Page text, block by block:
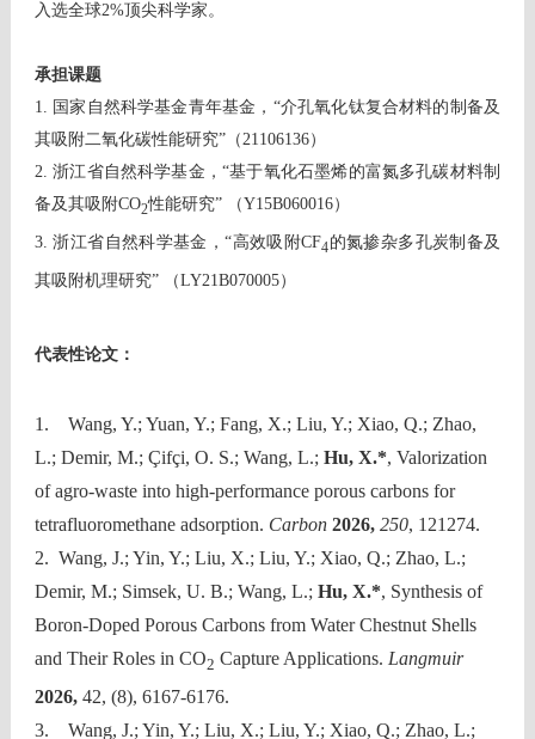
入选全球2%顶尖科学家。
承担课题
1. 国家自然科学基金青年基金， “介孔氧化钛复合材料的制备及
其吸附二氧化碳性能研究”（21106136）
2.浙江省自然科学基金，“基于氧化石墨烯的富氮多孔碳材料制
备及其吸附CO2性能研究” （Y15B060016）
3.浙江省自然科学基金，“高效吸附CF4的氮掺杂多孔炭制备及
其吸附机理研究” （LY21B070005）
代表性论文：
1. Wang, Y.; Yuan, Y.; Fang, X.; Liu, Y.; Xiao, Q.; Zhao,
L.; Demir, M.; Çifçi, O. S.; Wang, L.; Hu, X.*, Valorization
of agro-waste into high-performance porous carbons for
tetrafluoromethane adsorption. Carbon 2026, 250, 121274.
2. Wang, J.; Yin, Y.; Liu, X.; Liu, Y.; Xiao, Q.; Zhao, L.;
Demir, M.; Simsek, U. B.; Wang, L.; Hu, X.*, Synthesis of
Boron-Doped Porous Carbons from Water Chestnut Shells
and Their Roles in CO2 Capture Applications. Langmuir
2026,42, (8), 6167-6176.
3. Wang, J.; Yin, Y.; Liu, X.; Liu, Y.; Xiao, Q.; Zhao, L.;